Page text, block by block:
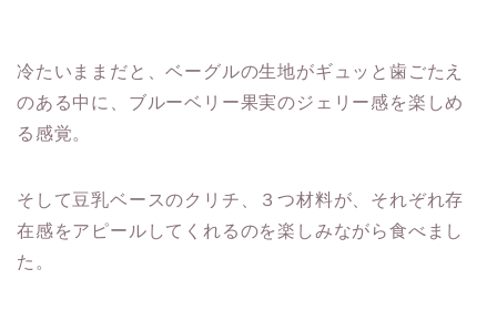
冷たいままだと、ベーグルの生地がギュッと歯ごたえ
のある中に、ブルーベリー果実のジェリー感を楽しめ
る感覚。
そして豆乳ベースのクリチ、３つ材料が、それぞれ存
在感をアピールしてくれるのを楽しみながら食べまし
た。